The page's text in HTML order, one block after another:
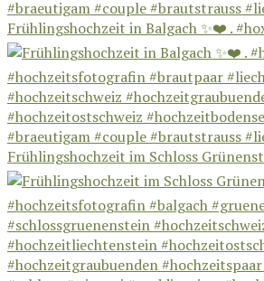
Frühlingshochzeit in Balgach ✨❤️ .
Frühlingshochzeit im Schloss